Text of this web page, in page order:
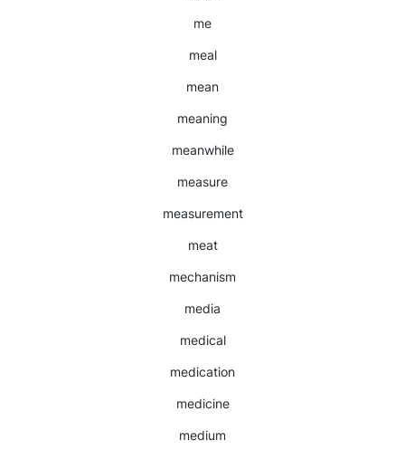
me
meal
mean
meaning
meanwhile
measure
measurement
meat
mechanism
media
medical
medication
medicine
medium